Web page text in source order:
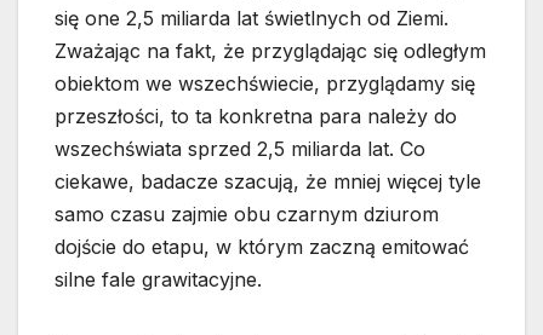
się one 2,5 miliarda lat świetlnych od Ziemi.
Zważając na fakt, że przyglądając się odległym
obiektom we wszechświecie, przyglądamy się
przeszłości, to ta konkretna para należy do
wszechświata sprzed 2,5 miliarda lat. Co
ciekawe, badacze szacują, że mniej więcej tyle
samo czasu zajmie obu czarnym dziurom
dojście do etapu, w którym zaczną emitować
silne fale grawitacyjne.